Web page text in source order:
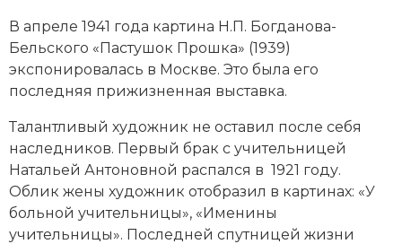
В апреле 1941 года картина Н.П. Богданова-
Бельского «Пастушок Прошка» (1939)
экспонировалась в Москве. Это была его
последняя прижизненная выставка.
Талантливый художник не оставил после себя
наследников. Первый брак с учительницей
Натальей Антоновной распался в 1921 году.
Облик жены художник отобразил в картинах: «У
больной учительницы», «Именины
учительницы». Последней спутницей жизни